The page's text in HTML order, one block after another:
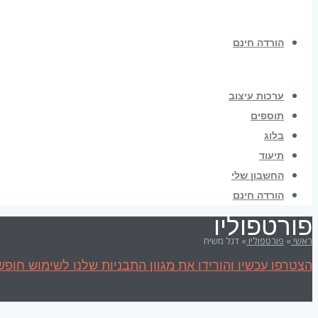
הורדה חינם
ערכות עיצוב
תוספים
בלוג
תיעוד
החשבון שלי
הורדה חינם
פורטפוליו
ראשי » פורטפוליו » דגל משיח
הצטרפו עכשיו והורידו את מגוון התבניות שלנו לשימוש